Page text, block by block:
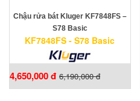
Chậu rửa bát Kluger KF7848FS –
S78 Basic
KF7848FS - S78 Basic
4,650,000 đ 6,190,000 đ